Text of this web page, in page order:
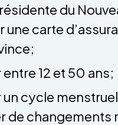
du
une carte
12 et 50 ans;
un cycle
de changements